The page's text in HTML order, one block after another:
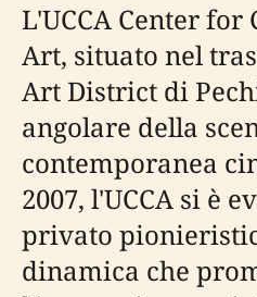
L'UCCA Center
Art, situato nel
Art District di
angolare della
contemporanea
2007, l'UCCA si è
privato
dinamica che